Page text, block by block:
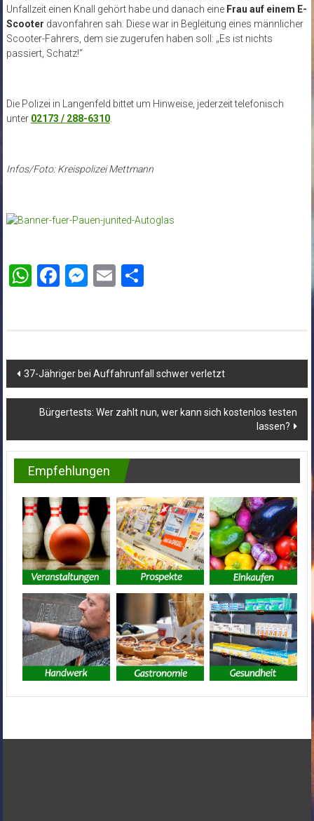
Unfallzeit einen Knall gehört habe und danach eine Frau auf einem E-
Scooter davonfahren sah. Diese war in Begleitung eines männlicher
Scooter-Fahrers, dem sie zugerufen haben soll: „Es ist nichts
passiert, Schatz!“
Die Polizei in Langenfeld bittet um Hinweise, jederzeit telefonisch
unter 02173 / 288-6310.
Infos/Foto: Kreispolizei Mettmann
WhatsApp
Facebook
Messenger
EmailTeilen
Beitragsnavigation
37-Jähriger bei Auffahrunfall schwer verletzt
Bürgertests: Wer zahlt nun, wer kann sich kostenlos testen
lassen?
Empfehlungen